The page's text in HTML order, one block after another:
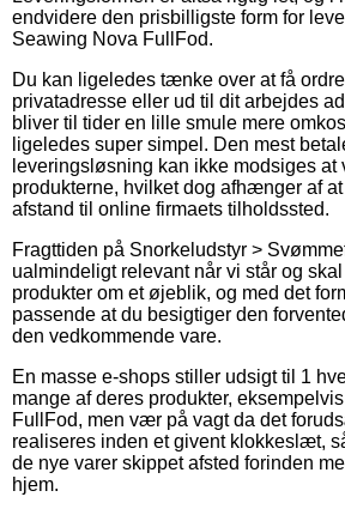
endvidere den prisbilligste form for
Seawing Nova FullFod.
Du kan ligeledes tænke over at få
privatadresse eller ud til dit arbejdes
bliver til tider en lille smule mere
ligeledes super simpel. Den mest
leveringsløsning kan ikke modsiges
produkterne, hvilket dog afhænger af
afstand til online firmaets tilholdssted.
Fragttiden på Snorkeludstyr >
ualmindeligt relevant når vi står og
produkter om et øjeblik, og med det
passende at du besigtiger den
den vedkommende vare.
En masse e-shops stiller udsigt til 1
mange af deres produkter,
FullFod, men vær på vagt da det
realiseres inden et givent klokkeslæt,
de nye varer skippet afsted forinden
hjem.